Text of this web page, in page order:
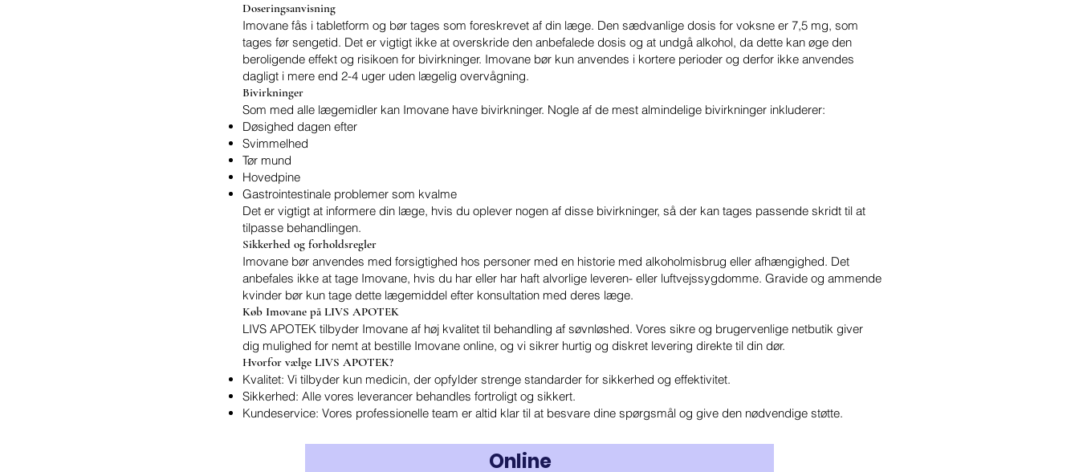
Doseringsanvisning
Imovane fås i tabletform og bør tages som foreskrevet af din læge. Den sædvanlige dosis for voksne er 7,5 mg, som
tages før sengetid. Det er vigtigt ikke at overskride den anbefalede dosis og at undgå alkohol, da dette kan øge den
beroligende effekt og risikoen for bivirkninger. Imovane bør kun anvendes i kortere perioder og derfor ikke anvendes
dagligt i mere end 2-4 uger uden lægelig overvågning.
Bivirkninger
Som med alle lægemidler kan Imovane have bivirkninger. Nogle af de mest almindelige bivirkninger inkluderer:
Døsighed dagen efter
Svimmelhed
Tør mund
Hovedpine
Gastrointestinale problemer som kvalme
Det er vigtigt at informere din læge, hvis du oplever nogen af disse bivirkninger, så der kan tages passende skridt til at
tilpasse behandlingen.
Sikkerhed og forholdsregler
Imovane bør anvendes med forsigtighed hos personer med en historie med alkoholmisbrug eller afhængighed. Det
anbefales ikke at tage Imovane, hvis du har eller har haft alvorlige leveren- eller luftvejssygdomme. Gravide og ammende
kvinder bør kun tage dette lægemiddel efter konsultation med deres læge.
Køb Imovane på LIVS APOTEK
LIVS APOTEK tilbyder Imovane af høj kvalitet til behandling af søvnløshed. Vores sikre og brugervenlige netbutik giver
dig mulighed for nemt at bestille Imovane online, og vi sikrer hurtig og diskret levering direkte til din dør.
Hvorfor vælge LIVS APOTEK?
Kvalitet: Vi tilbyder kun medicin, der opfylder strenge standarder for sikkerhed og effektivitet.
Sikkerhed: Alle vores leverancer behandles fortroligt og sikkert.
Kundeservice: Vores professionelle team er altid klar til at besvare dine spørgsmål og give den nødvendige støtte.
Online